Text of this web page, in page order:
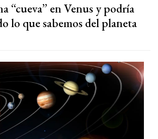
“cueva” en Venus y podría
lo que sabemos del planeta